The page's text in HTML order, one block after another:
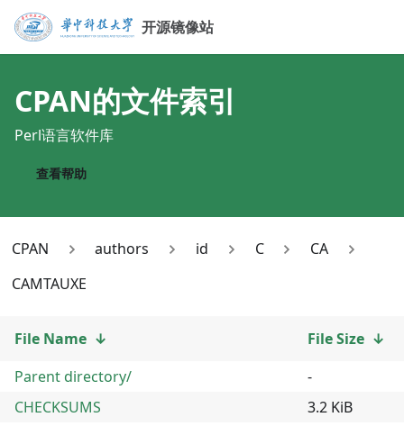
开源镜像站
CPAN的文件索引
Perl语言软件库
查看帮助
CPAN authors id C
CA
CAMTAUXE
File Name ↓ File Size ↓
Parent directory/
-
CHECKSUMS
3.2 KiB